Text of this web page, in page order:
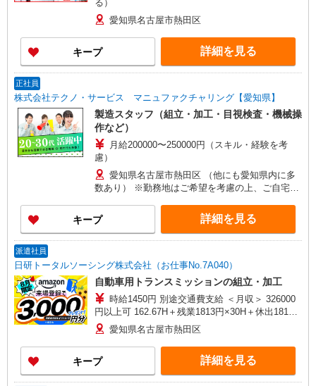
る）
愛知県名古屋市熱田区
キープ 詳細を見る
正社員
株式会社テクノ・サービス マニュファクチャリング【愛知県】
製造スタッフ（組立・加工・目視検査・機械操
作など）
月給200000〜250000円（スキル・経験を考
慮）
愛知県名古屋市熱田区 （他にも愛知県内に多
数あり） ※勤務地はご希望を考慮の上、ご自宅を
（転勤なし）
キープ 詳細を見る
派遣社員
日研トータルソーシング株式会社（お仕事No.7A040）
自動車用トランスミッションの組立・加工
時給1450円 別途交通費支給 ＜月収＞ 326000
円以上可 162.67H＋残業1813円×30H＋休出1813
円×8H＋深夜363円×60H
愛知県名古屋市熱田区
キープ 詳細を見る